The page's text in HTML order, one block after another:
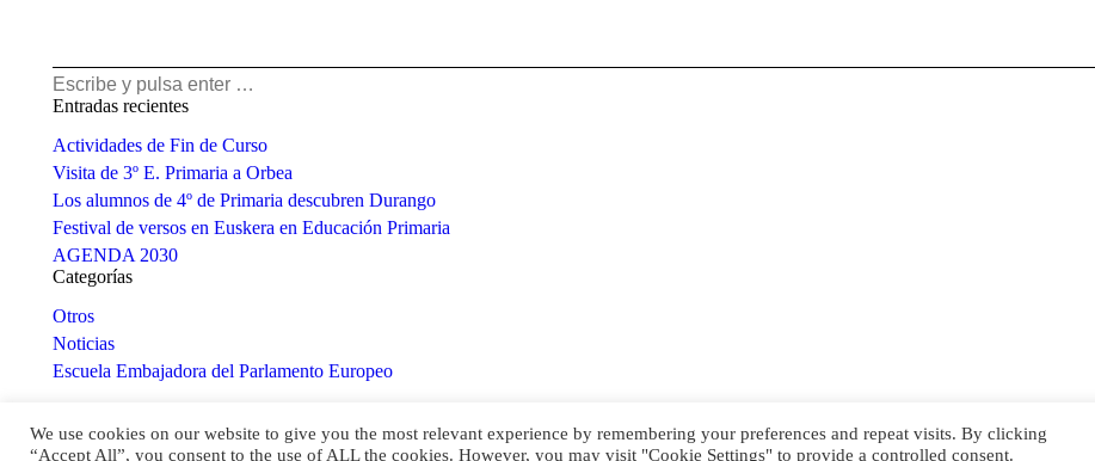
Buscar:
Entradas recientes
Actividades de Fin de Curso
Visita de 3º E. Primaria a Orbea
Los alumnos de 4º de Primaria descubren Durango
Festival de versos en Euskera en Educación Primaria
AGENDA 2030
Categorías
Otros
Noticias
Escuela Embajadora del Parlamento Europeo
Creado porHG Developers| Copyright © 2026Aviso legal |Política de cookies
We use cookies on our website to give you the most relevant experience by remembering your preferences and repeat visits. By clicking
“Accept All”, you consent to the use of ALL the cookies. However, you may visit "Cookie Settings" to provide a controlled consent.